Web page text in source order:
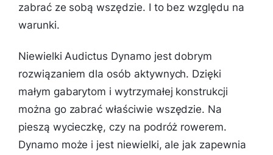
zabrać ze sobą wszędzie. I to bez względu na
warunki.
Niewielki Audictus Dynamo jest dobrym
rozwiązaniem dla osób aktywnych. Dzięki
małym gabarytom i wytrzymałej konstrukcji
można go zabrać właściwie wszędzie. Na
pieszą wycieczkę, czy na podróż rowerem.
Dynamo może i jest niewielki, ale jak zapewnia